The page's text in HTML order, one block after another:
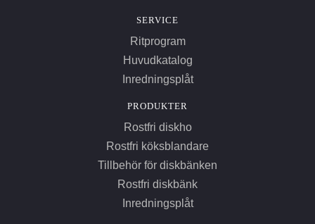
SERVICE
Ritprogram
Huvudkatalog
Inredningsplåt
PRODUKTER
Rostfri diskho
Rostfri köksblandare
Tillbehör för diskbänken
Rostfri diskbänk
Inredningsplåt